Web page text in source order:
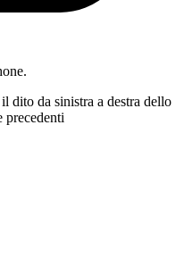
dito da sinistra a destra dello
precedenti